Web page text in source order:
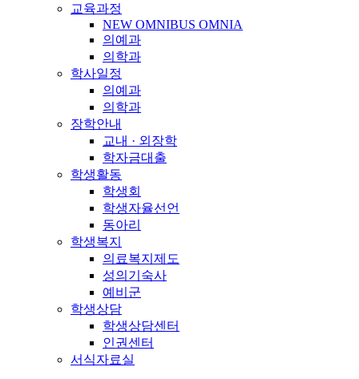
교육과정
NEW OMNIBUS OMNIA
의예과
의학과
학사일정
의예과
의학과
장학안내
교내 · 외장학
학자금대출
학생활동
학생회
학생자율선언
동아리
학생복지
의료복지제도
성의기숙사
예비군
학생상담
학생상담센터
인권센터
서식자료실